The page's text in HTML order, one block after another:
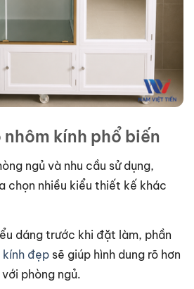
kính phổ biến
ngủ và nhu cầu sử dụng,
chọn nhiều kiểu thiết kế khác
dáng trước khi đặt làm, phần
kính đẹp sẽ giúp hình dung rõ hơn
phòng ngủ.